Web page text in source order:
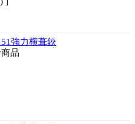
強力横葺鋏
品